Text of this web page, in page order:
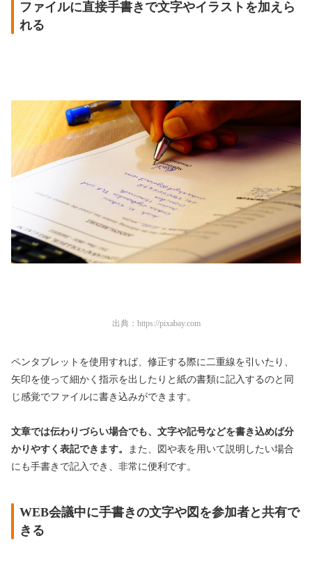
ファイルに直接手書きで文字やイラストを加えら
れる
出典： https://pixabay.com
ペンタブレットを使用すれば、修正する際に二重線を引いたり、
矢印を使って細かく指示を出したりと紙の書類に記入するのと同
じ感覚でファイルに書き込みができます。
文章では伝わりづらい場合でも、文字や記号などを書き込めば分
かりやすく表記できます。
また、図や表を用いて説明したい場合
にも手書きで記入でき、非常に便利です。
WEB会議中に手書きの文字や図を参加者と共有で
きる